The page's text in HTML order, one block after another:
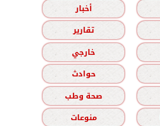
أخبار
تقارير
خارجي
حوادث
صحة وطب
منوعات